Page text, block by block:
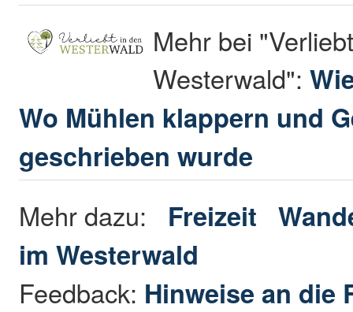
Mehr bei
Westerwald":
Wo Mühlen klappern und
geschrieben wurde
Mehr dazu: Freizeit
im Westerwald
Feedback: Hinweise an die